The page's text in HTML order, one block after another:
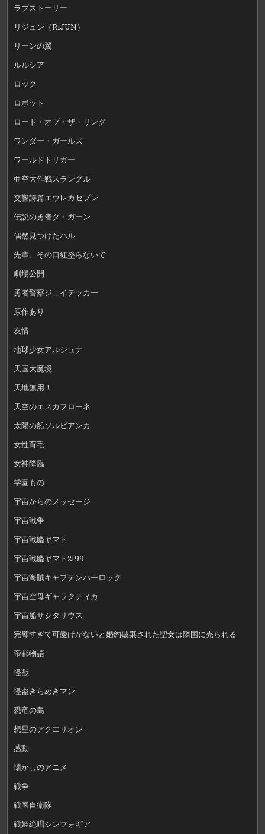
ラブストーリー
リジュン（RiJUN）
リーンの翼
ルルシア
ロック
ロボット
ロード・オブ・ザ・リング
ワンダー・ガールズ
ワールドトリガー
亜空大作戦スラングル
交響詩篇エウレカセブン
伝説の勇者ダ・ガーン
偶然見つけたハル
先輩、その口紅塗らないで
劇場公開
勇者警察ジェイデッカー
原作あり
友情
地球少女アルジュナ
天国大魔境
天地無用！
天空のエスカフローネ
太陽の船ソルビアンカ
女性育毛
女神降臨
学園もの
宇宙からのメッセージ
宇宙戦争
宇宙戦艦ヤマト
宇宙戦艦ヤマト2199
宇宙海賊キャプテンハーロック
宇宙空母ギャラクティカ
宇宙船サジタリウス
完璧すぎて可愛げがないと婚約破棄された聖女は隣国に売られる
帝都物語
怪獣
怪盗きらめきマン
恐竜の島
想星のアクエリオン
感動
懐かしのアニメ
戦争
戦国自衛隊
戦姫絶唱シンフォギア